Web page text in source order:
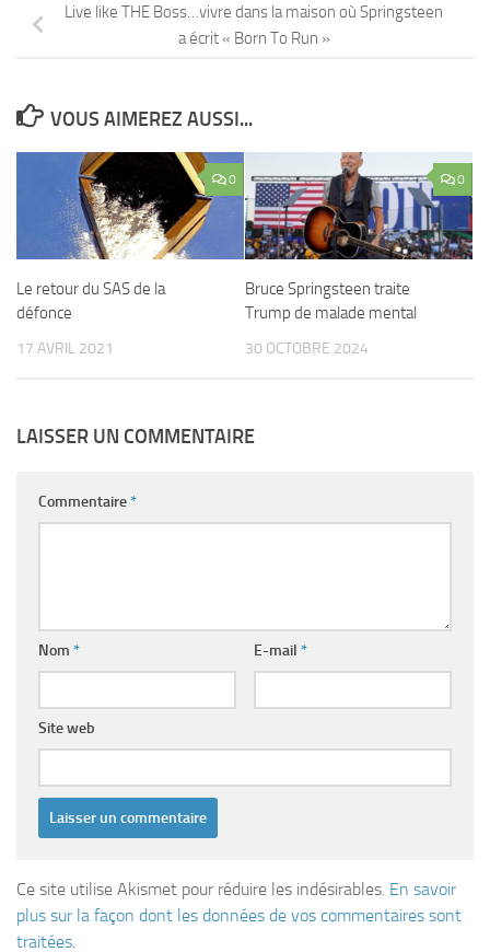
Live like THE Boss…vivre dans la maison où Springsteen
a écrit « Born To Run »
VOUS AIMEREZ AUSSI...
0
Le retour du SAS de la
défonce
17 AVRIL 2021
0
Bruce Springsteen traite
Trump de malade mental
30 OCTOBRE 2024
LAISSER UN COMMENTAIRE
Commentaire*
Nom * E-mail *
Site web
Ce site utilise Akismet pour réduire les indésirables. En savoir
plus sur la façon dont les données de vos commentaires sont
traitées.